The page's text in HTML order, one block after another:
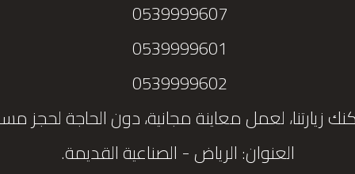
0539999607
0539999601
0539999602
زيارتنا، لعمل معاينة مجانية، دون الحاجة لحجز
العنوان: الرياض - الصناعية القديمة.